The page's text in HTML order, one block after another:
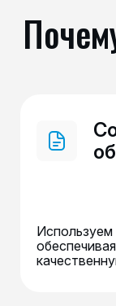
Используем